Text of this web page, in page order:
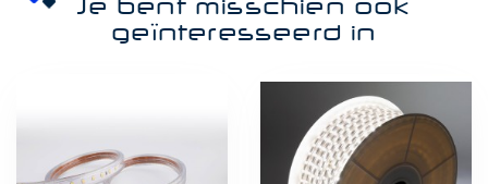
Je bent misschien ook
geïnteresseerd in